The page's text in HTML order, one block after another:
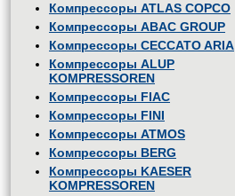
Компрессоры ATLAS COPCO
Компрессоры ABAC GROUP
Компрессоры CECCATO ARIA
Компрессоры ALUP
KOMPRESSOREN
Компрессоры FIAC
Компрессоры FINI
Компрессоры ATMOS
Компрессоры BERG
Компрессоры KAESER
KOMPRESSOREN